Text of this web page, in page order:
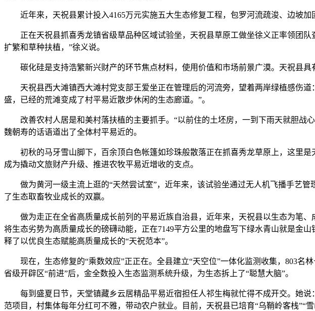
近年来，天祝县累计投入4165万元实施五大生态修复工程，包罗河流疏浚、边坡加
正在天祝县抓喜秀龙镇省级草品种区域试验坐，天祝县草原工做坐徐义正率领团队
扩繁和草种扶植，”徐义说。
碳化硅是支持浩繁新兴财产的环节焦点材料，使用价值和市场前景广漠。天祝县具
天祝县西大滩镇西大滩村党支部王爱坐正在管理后的河流旁，望着两岸绿植感伤道
盛，已经的荒滩变成了村平易近散步休闲的生态廊道。”。
改善农村人居是和美村落扶植的主要抓手。“以前住的土坯房，一到下雨天就胆战
魏朝寿的话语道出了全体村平易近的。
初秋的马牙雪山脚下，百余顶白色帐篷如珍珠般散落正在抓喜秀龙草原上，这里
成为撬动文旅财产升级、推进农牧平易近增收的支点。
做为黄河一级主流上逛的“天然尝试室”，近年来，该试验坐通过无人机飞播手艺管
了生态取畜牧业成长的双赢。
做为走正在全省高质量成长前列的平易近族自治县，近年来，天祝县以生态为笔、
将生态劣势为高质量成长的磅礴动能，正在7149平方公里的地盘写下绿水青山就是金
释了以优良生态赋能高质量成长的“天祝范本”。
现在，生态修复的“乘数效应”正正在。全县建立“天空位”一体化监测收集，803名
省级开辟区“前进”后，金全数投入生态监测系统升级，为生态拆上了“聪慧大脑”。
每到盛夏日节，天堂镇藏乡云居精品平易近宿担任人祁生梅就忙得不成开交。她说
范项目，村集体每年分红可不雅，带动农户就业。目前，天祝县已培育“乌鞘岭客栈”“